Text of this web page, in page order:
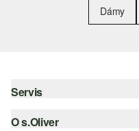
Dámy
Servis
Pomoc a FAQ
O s.Oliver